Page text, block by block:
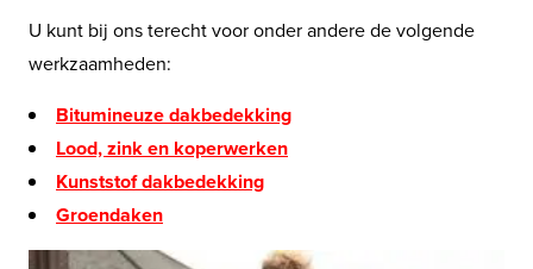
U kunt bij ons terecht voor onder andere de volgende
werkzaamheden:
Bitumineuze dakbedekking
Lood, zink en koperwerken
Kunststof dakbedekking
Groendaken